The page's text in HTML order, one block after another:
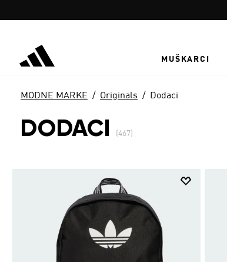
MUŠKARCI
MODNE MARKE Originals Dodaci
DODACI (467)